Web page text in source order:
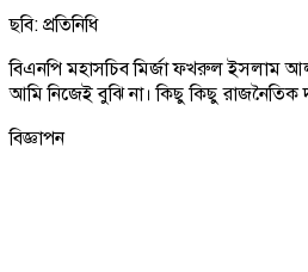
ছবি: প্রতিনিধি
বিএনপি মহাসচিব মির্জা ফখরুল ইসলাম
আমি নিজেই বুঝি না। কিছু কিছু
বিজ্ঞাপন